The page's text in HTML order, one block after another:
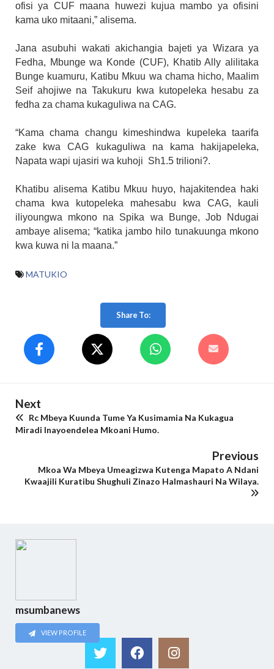
ofisi ya CUF maana huwezi kujua mambo ya ofisini
kama uko mitaani,” alisema.
Jana asubuhi wakati akichangia bajeti ya Wizara ya
Fedha, Mbunge wa Konde (CUF), Khatib Ally alilitaka
Bunge kuamuru, Katibu Mkuu wa chama hicho, Maalim
Seif ahojiwe na Takukuru kwa kutopeleka hesabu za
fedha za chama kukaguliwa na CAG.
“Kama chama changu kimeshindwa kupeleka taarifa
zake kwa CAG kukaguliwa na kama hakijapeleka,
Napata wapi ujasiri wa kuhoji Sh1.5 trilioni?.
Khatibu alisema Katibu Mkuu huyo, hajakitendea haki
chama kwa kutopeleka mahesabu kwa CAG, kauli
iliyoungwa mkono na Spika wa Bunge, Job Ndugai
ambaye alisema; “katika jambo hilo tunakuunga mkono
kwa kuwa ni la maana.”
MATUKIO
Share To:
Next
Rc Mbeya Kuunda Tume Ya Kusimamia Na Kukagua
Miradi Inayoendelea Mkoani Humo.
Previous
Mkoa Wa Mbeya Umeagizwa Kutenga Mapato A Ndani
Kwaajili Kuratibu Shughuli Zinazo Halmashauri Na Wilaya.
msumbanews
VIEW PROFILE